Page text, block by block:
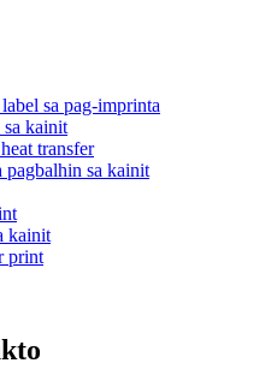
sa pag-imprinta
sa kainit
transfer
pagbalhin sa kainit
kainit
print